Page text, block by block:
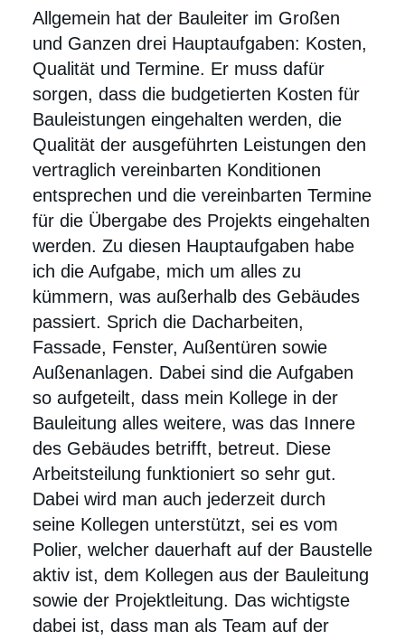
Allgemein hat der Bauleiter im Großen
und Ganzen drei Hauptaufgaben: Kosten,
Qualität und Termine. Er muss dafür
sorgen, dass die budgetierten Kosten für
Bauleistungen eingehalten werden, die
Qualität der ausgeführten Leistungen den
vertraglich vereinbarten Konditionen
entsprechen und die vereinbarten Termine
für die Übergabe des Projekts eingehalten
werden. Zu diesen Hauptaufgaben habe
ich die Aufgabe, mich um alles zu
kümmern, was außerhalb des Gebäudes
passiert. Sprich die Dacharbeiten,
Fassade, Fenster, Außentüren sowie
Außenanlagen. Dabei sind die Aufgaben
so aufgeteilt, dass mein Kollege in der
Bauleitung alles weitere, was das Innere
des Gebäudes betrifft, betreut. Diese
Arbeitsteilung funktioniert so sehr gut.
Dabei wird man auch jederzeit durch
seine Kollegen unterstützt, sei es vom
Polier, welcher dauerhaft auf der Baustelle
aktiv ist, dem Kollegen aus der Bauleitung
sowie der Projektleitung. Das wichtigste
dabei ist, dass man als Team auf der